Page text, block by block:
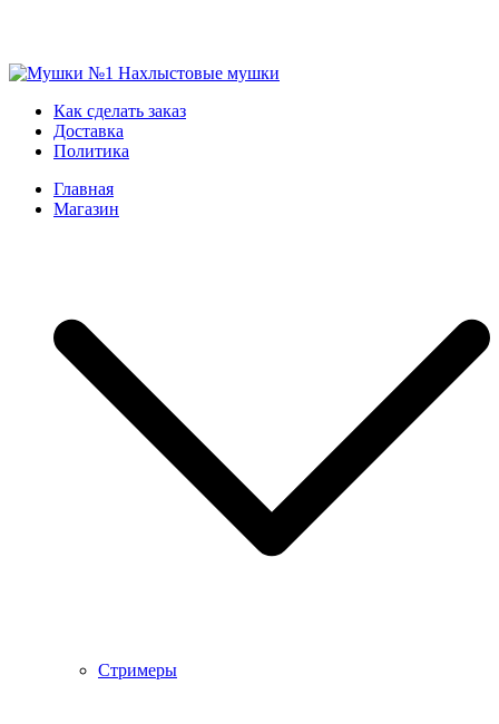
Skip
content
Мушки №1
Нахлыстовые мушки
Как сделать заказ
Доставка
Политика
Главная
Магазин
Стримеры